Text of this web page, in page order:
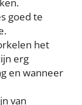
goed te
het
erg
en wanneer
van